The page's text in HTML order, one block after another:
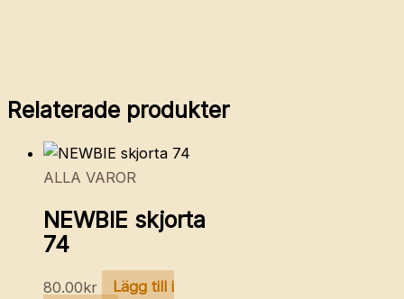
Relaterade produkter
ALLA VAROR
NEWBIE skjorta
74
80.00kr
Lägg till i